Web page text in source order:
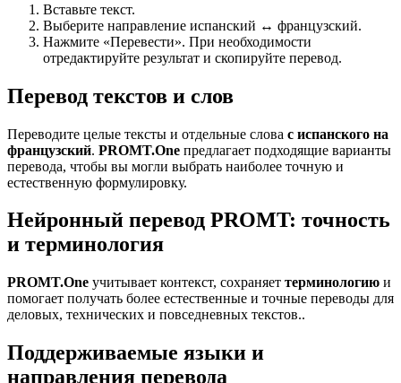
Вставьте текст.
Выберите направление испанский ↔ французский.
Нажмите «Перевести». При необходимости
отредактируйте результат и скопируйте перевод.
Перевод текстов и слов
Переводите целые тексты и отдельные слова с испанского на
французский. PROMT.One предлагает подходящие варианты
перевода, чтобы вы могли выбрать наиболее точную и
естественную формулировку.
Нейронный перевод PROMT: точность
и терминология
PROMT.One учитывает контекст, сохраняет терминологию и
помогает получать более естественные и точные переводы для
деловых, технических и повседневных текстов..
Поддерживаемые языки и
направления перевода